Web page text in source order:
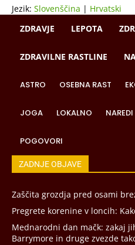
Jezik: Slovenščina | Hrvatski
ZDRAVJE
LEPOTA
ZDRAVILNE RASTLINE
ASTRO OSEBNA RAST
JOGA LOKALNO
POGOVORI
ZADNJE OBJAVE
Zaščita grozdja pred osami
Pregrete korenine v loncih:
Mednarodni dan mačk: zakaj
Barrymore in druge zvezde